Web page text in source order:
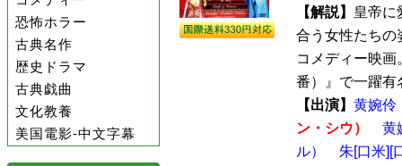
恐怖ホラー
古典名作
歴史ドラマ
古典戯曲
文化教養
美国電影-中文字幕
【解説】 皇帝に
合う女性たちの
コメディー映
番）』で一躍有
【出演】 黄婉伶
ン・シウ）
黄
ル）
朱[口米][